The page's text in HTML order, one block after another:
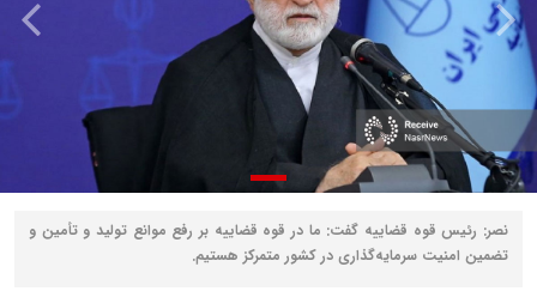
نصر: رئیس قوه قضاییه گفت: ما در قوه قضاییه بر رفع موانع تولید و تأمین و
تضمین امنیت سرمایه‌گذاری در کشور متمرکز هستیم.